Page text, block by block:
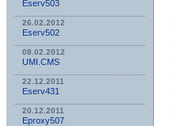
Eserv503
26.02.2012
Eserv502
08.02.2012
UMI.CMS
22.12.2011
Eserv431
20.12.2011
Eproxy507